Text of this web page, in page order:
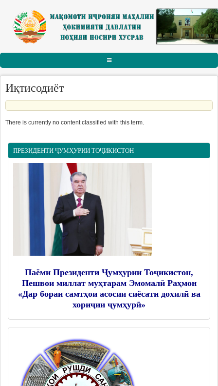
Skip to main content
АСОСӢ
РАИСИ НОҲИЯ
Тарҷумаи ҳол
Суханрониҳо
Боздидҳо
МАҚОМОТИ ИҶРОИЯ
Дастгоҳи раиси ноҳия
Муовинони раиси ноҳия
Сохтор
Шаҳрак ва Деҳот
Таърихи ноҳияи Носири Хусрав
Воҳидҳои сохтории мақомоти иҷроия
МАҚОМОТИ НАМОЯНДАГӢ
Маҷлиси вакилони халқ
САНАДҲОИ МЕЪЁРӢ-ҲУҚУҚӢ
Иқтисодиёт
There is currently no content classified with this term.
ПРЕЗИДЕНТИ ҶУМҲУРИИ ТОҶИКИСТОН
Паёми Президенти Ҷумҳурии Тоҷикистон,
Пешвои миллат муҳтарам Эмомалӣ Раҳмон
«Дар бораи самтҳои асосии сиёсати дохилӣ ва
хориҷии ҷумҳурӣ»